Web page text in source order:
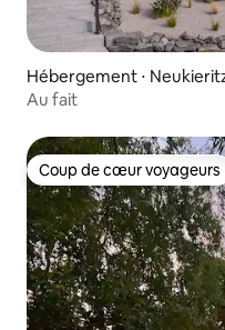
Hébergement ⋅
Au fait
Coup de cœur voyageurs
Coup de cœur voyageurs